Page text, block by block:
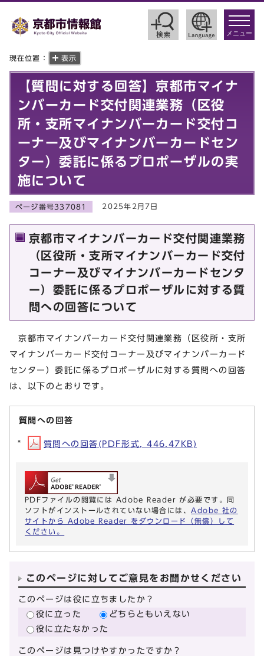
toggle
メニュー
現在位置： 表示
【質問に対する回答】京都市マイナ
ンバーカード交付関連業務（区役
所・支所マイナンバーカード交付コ
ーナー及びマイナンバーカードセン
ター）委託に係るプロポーザルの実
施について
ページ番号337081 2025年2月7日
京都市マイナンバーカード交付関連業務
（区役所・支所マイナンバーカード交付
コーナー及びマイナンバーカードセンタ
ー）委託に係るプロポーザルに対する質
問への回答について
京都市マイナンバーカード交付関連業務（区役所・支所
マイナンバーカード交付コーナー及びマイナンバーカード
センター）委託に係るプロポーザルに対する質問への回答
は、以下のとおりです。
質問への回答
質問への回答(PDF形式, 446.47KB)
PDFファイルの閲覧には Adobe Reader が必要です。同
ソフトがインストールされていない場合には、 Adobe 社の
サイトから Adobe Reader をダウンロード（無償）して
ください。
このページに対してご意見をお聞かせください
このページは役に立ちましたか？
役に立った
どちらともいえない
役に立たなかった
このページは見つけやすかったですか？